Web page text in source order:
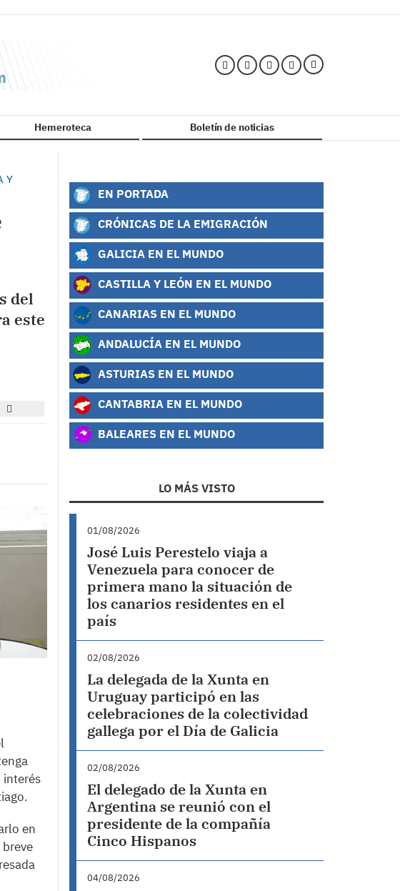
Hemeroteca Boletín de noticias
Y
del
este
interés
en
EN PORTADA
CRÓNICAS DE LA EMIGRACIÓN
GALICIA EN EL MUNDO
CASTILLA Y LEÓN EN EL MUNDO
CANARIAS EN EL MUNDO
ANDALUCÍA EN EL MUNDO
ASTURIAS EN EL MUNDO
CANTABRIA EN EL MUNDO
BALEARES EN EL MUNDO
LO MÁS VISTO
01/08/2026
José Luis Perestelo viaja a
Venezuela para conocer de
primera mano la situación de
los canarios residentes en el
país
02/08/2026
La delegada de la Xunta en
Uruguay participó en las
celebraciones de la colectividad
gallega por el Día de Galicia
02/08/2026
El delegado de la Xunta en
Argentina se reunió con el
presidente de la compañía
Cinco Hispanos
04/08/2026